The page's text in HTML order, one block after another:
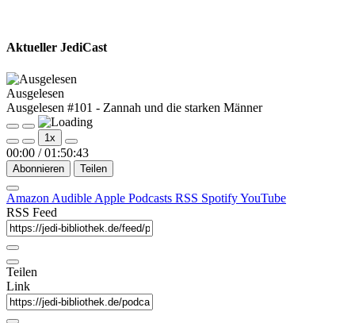
Aktueller JediCast
Ausgelesen
Ausgelesen #101 - Zannah und die starken Männer
Play
Episode
Pause
Episode
1x
00:00 / 01:50:43
Abonnieren Teilen
Amazon Audible Apple Podcasts RSS SpotifyYouTube
RSS Feed
Teilen
Link